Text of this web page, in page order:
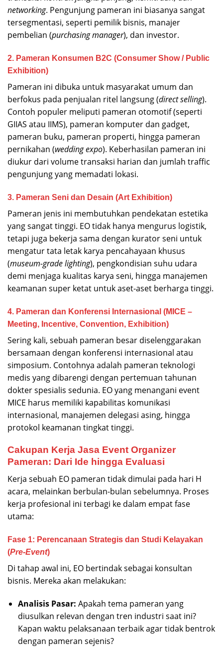
networking. Pengunjung pameran ini biasanya sangat
tersegmentasi, seperti pemilik bisnis, manajer
pembelian (purchasing manager), dan investor.
2. Pameran Konsumen B2C (Consumer Show / Public
Exhibition)
Pameran ini dibuka untuk masyarakat umum dan
berfokus pada penjualan ritel langsung (direct selling).
Contoh populer meliputi pameran otomotif (seperti
GIIAS atau IIMS), pameran komputer dan gadget,
pameran buku, pameran properti, hingga pameran
pernikahan (wedding expo). Keberhasilan pameran ini
diukur dari volume transaksi harian dan jumlah traffic
pengunjung yang memadati lokasi.
3. Pameran Seni dan Desain (Art Exhibition)
Pameran jenis ini membutuhkan pendekatan estetika
yang sangat tinggi. EO tidak hanya mengurus logistik,
tetapi juga bekerja sama dengan kurator seni untuk
mengatur tata letak karya pencahayaan khusus
(museum-grade lighting), pengkondisian suhu udara
demi menjaga kualitas karya seni, hingga manajemen
keamanan super ketat untuk aset-aset berharga tinggi.
4. Pameran dan Konferensi Internasional (MICE –
Meeting, Incentive, Convention, Exhibition)
Sering kali, sebuah pameran besar diselenggarakan
bersamaan dengan konferensi internasional atau
simposium. Contohnya adalah pameran teknologi
medis yang dibarengi dengan pertemuan tahunan
dokter spesialis sedunia. EO yang menangani event
MICE harus memiliki kapabilitas komunikasi
internasional, manajemen delegasi asing, hingga
protokol keamanan tingkat tinggi.
Cakupan Kerja Jasa Event Organizer
Pameran: Dari Ide hingga Evaluasi
Kerja sebuah EO pameran tidak dimulai pada hari H
acara, melainkan berbulan-bulan sebelumnya. Proses
kerja profesional ini terbagi ke dalam empat fase
utama:
Fase 1: Perencanaan Strategis dan Studi Kelayakan
(Pre-Event)
Di tahap awal ini, EO bertindak sebagai konsultan
bisnis. Mereka akan melakukan:
Analisis Pasar: Apakah tema pameran yang
diusulkan relevan dengan tren industri saat ini?
Kapan waktu pelaksanaan terbaik agar tidak bentrok
dengan pameran sejenis?